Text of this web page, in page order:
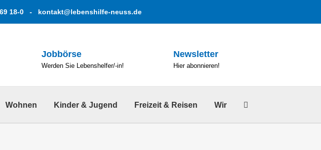
18-0 - kontakt@lebenshilfe-neuss.de
Jobbörse
Werden Sie Lebenshelfer/-in!
Newsletter
Hier abonnieren!
Wohnen Kinder & Jugend Freizeit & Reisen Wir